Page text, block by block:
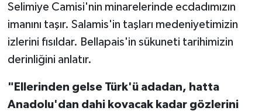
Selimiye Camisi'nin minarelerinde ecdadımızın
imanını taşır. Salamis'in taşları medeniyetimizin
izlerini fısıldar. Bellapais'in sükuneti tarihimizin
derinliğini anlatır.
"Ellerinden gelse Türk'ü adadan, hatta
Anadolu'dan dahi kovacak kadar gözlerini